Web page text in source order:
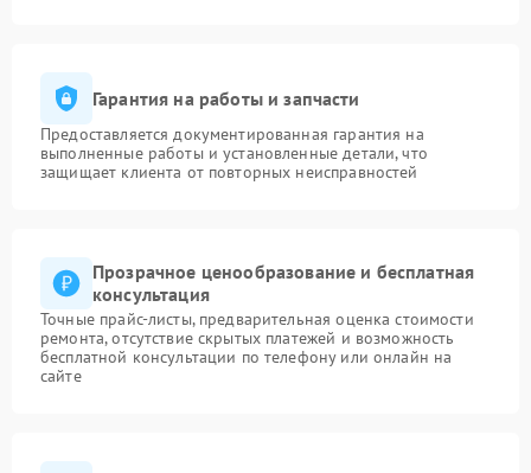
Гарантия на работы и запчасти
Предоставляется документированная гарантия на
выполненные работы и установленные детали, что
защищает клиента от повторных неисправностей
Прозрачное ценообразование и бесплатная
консультация
Точные прайс-листы, предварительная оценка стоимости
ремонта, отсутствие скрытых платежей и возможность
бесплатной консультации по телефону или онлайн на
сайте